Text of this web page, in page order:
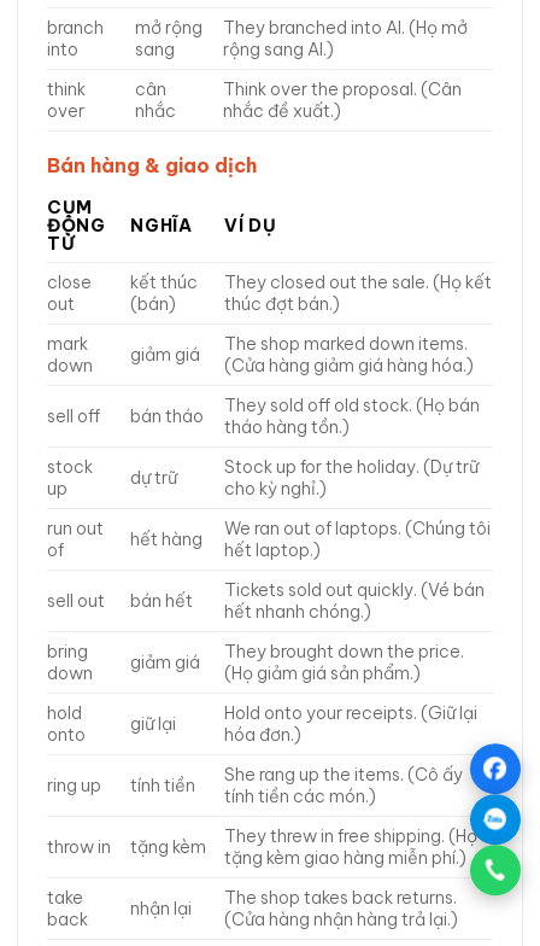
branch
into
mở rộng
sang
They branched into AI. (Họ mở
rộng sang AI.)
think
over
cân
nhắc
Think over the proposal. (Cân
nhắc đề xuất.)
Bán hàng & giao dịch
CỤM
ĐỘNG
TỪ
NGHĨA VÍ DỤ
close
out
kết thúc
(bán)
They closed out the sale. (Họ kết
thúc đợt bán.)
mark
down
giảm giá
The shop marked down items.
(Cửa hàng giảm giá hàng hóa.)
sell off bán tháo
They sold off old stock. (Họ bán
tháo hàng tồn.)
stock
up
dự trữ
Stock up for the holiday. (Dự trữ
cho kỳ nghỉ.)
run out
of
hết hàng
We ran out of laptops. (Chúng tôi
hết laptop.)
sell out bán hết
Tickets sold out quickly. (Vé bán
hết nhanh chóng.)
bring
down
giảm giá
They brought down the price.
(Họ giảm giá sản phẩm.)
hold
onto
giữ lại
Hold onto your receipts. (Giữ lại
hóa đơn.)
ring up tính tiền
She rang up the items. (Cô ấy
tính tiền các món.)
throw in tặng kèm
They threw in free shipping. (Họ
tặng kèm giao hàng miễn phí.)
take
back
nhận lại
The shop takes back returns.
(Cửa hàng nhận hàng trả lại.)